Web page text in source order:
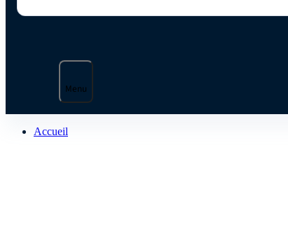
Menu
Accueil